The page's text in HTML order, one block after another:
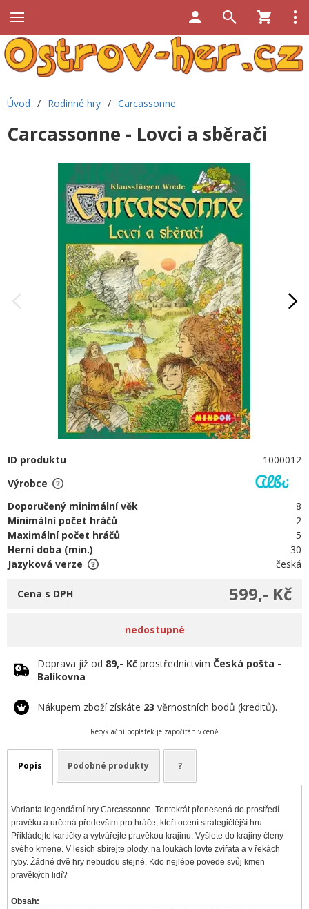
Úvod / Rodinné hry / Carcassonne
Carcassonne - Lovci a sběrači
ID produktu
1000012
Výrobce
Doporučený minimální věk
8
Minimální počet hráčů
2
Maximální počet hráčů
5
Herní doba (min.)
30
Jazyková verze
česká
599,- Kč
Cena s DPH
nedostupné
Doprava již od 89,- Kč prostřednictvím Česká pošta -
Balíkovna
Nákupem zboží získáte 23 věrnostních bodů (kreditů).
Recyklační poplatek je započítán v ceně
Popis Podobné produkty ?
Varianta legendární hry Carcassonne. Tentokrát přenesená do prostředí
pravěku a určená především pro hráče, kteří ocení strategičtější hru.
Přikládejte kartičky a vytvářejte pravěkou krajinu. Vyšlete do krajiny členy
svého kmene. V lesích sbírejte plody, na loukách lovte zvířata a v řekách
ryby. Žádné dvě hry nebudou stejné. Kdo nejlépe povede svůj kmen
pravěkých lidí?
Obsah: